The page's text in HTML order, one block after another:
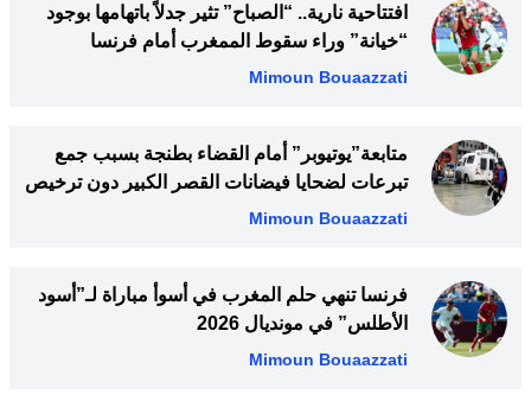
افتتاحية نارية.. “الصباح” تثير جدلاً باتهامها بوجود
“خيانة” وراء سقوط الممغرب أمام فرنسا
Mimoun Bouaazzati
متابعة”يوتيوبر” أمام القضاء بطنجة بسبب جمع
تبرعات لضحايا فيضانات القصر الكبير دون ترخيص
Mimoun Bouaazzati
فرنسا تنهي حلم المغرب في أسوأ مباراة لـ”أسود
الأطلس” في مونديال 2026
Mimoun Bouaazzati